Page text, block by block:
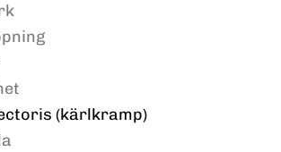
(kärlkramp)